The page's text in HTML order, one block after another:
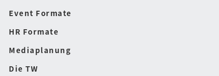
Event Formate
HR Formate
Mediaplanung
Die TW